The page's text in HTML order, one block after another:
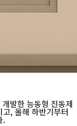
발한 능동형 진동제
, 올해 하반기부터
.